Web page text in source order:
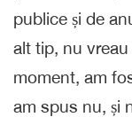
publice și de
alt tip, nu
moment, am
am spus nu, și